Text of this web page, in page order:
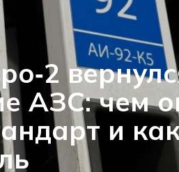
АЗС: чем
и